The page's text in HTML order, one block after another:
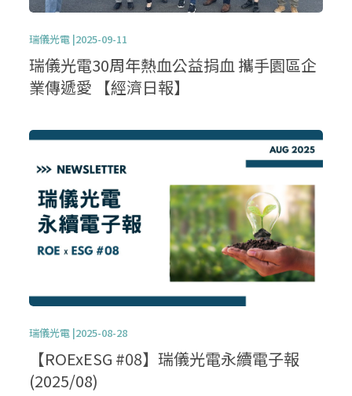
瑞儀光電 |2025-09-11
瑞儀光電30周年熱血公益捐血 攜手園區企
業傳遞愛 【經濟日報】
瑞儀光電 |2025-08-28
【ROExESG #08】瑞儀光電永續電子報
(2025/08)